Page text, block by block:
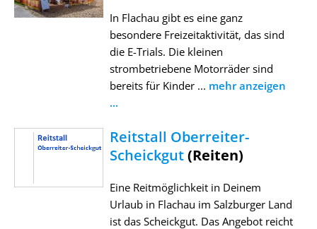
In Flachau gibt es eine ganz
besondere Freizeitaktivität, das sind
die E-Trials. Die kleinen
strombetriebene Motorräder sind
bereits für Kinder ... mehr anzeigen
...
Reitstall Oberreiter-
Scheickgut(Reiten)
Eine Reitmöglichkeit in Deinem
Urlaub in Flachau im Salzburger Land
ist das Scheickgut. Das Angebot reicht